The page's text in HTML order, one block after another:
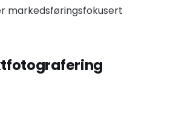
markedsføringsfokusert